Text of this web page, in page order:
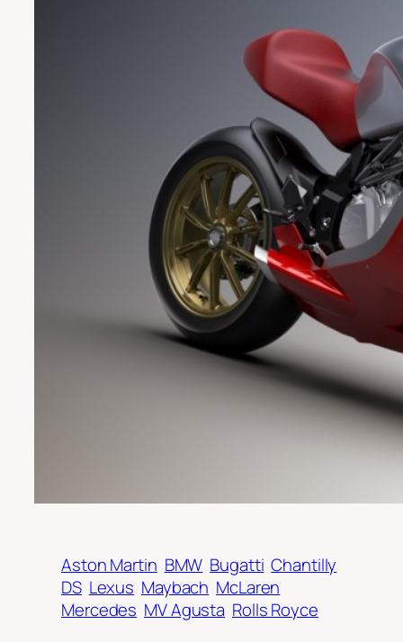
Aston Martin BMW Bugatti Chantilly
DS Lexus Maybach McLaren
Mercedes MV Agusta Rolls Royce